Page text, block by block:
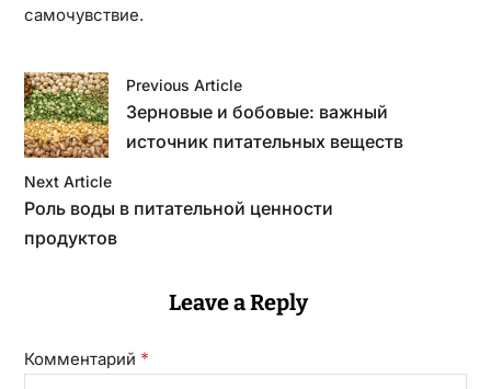
самочувствие.
Previous Article
Зерновые и бобовые: важный
источник питательных веществ
Next Article
Роль воды в питательной ценности
продуктов
Leave a Reply
Комментарий *